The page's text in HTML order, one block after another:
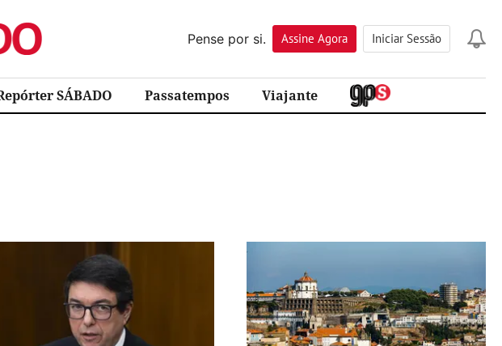
Pense por si.
Assine Agora Iniciar Sessão
SÁBADO Passatempos Viajante